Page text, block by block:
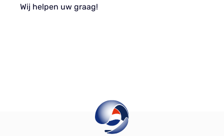
Wij helpen uw graag!